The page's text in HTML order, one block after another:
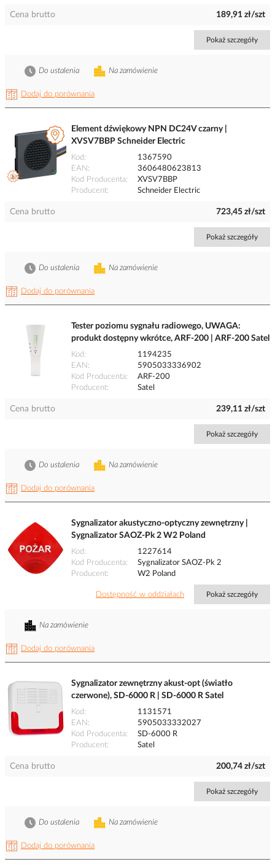
Cena brutto 189,91 zł/szt
Pokaż szczegóły
Dodaj do porównania
Na zamówienie
Do ustalenia
Element dźwiękowy NPN DC24V czarny |
XVSV7BBP Schneider Electric
Kod
1367590
EAN
3606480623813
Kod Producenta
XVSV7BBP
Producent
Schneider Electric
Cena brutto 723,45 zł/szt
Pokaż szczegóły
Dodaj do porównania
Na zamówienie
Do ustalenia
Tester poziomu sygnału radiowego, UWAGA:
produkt dostępny wkrótce, ARF-200 | ARF-200 Satel
Kod
1194235
EAN
5905033336902
Kod Producenta
ARF-200
Producent
Satel
Cena brutto 239,11 zł/szt
Pokaż szczegóły
Dodaj do porównania
Na zamówienie
Do ustalenia
Sygnalizator akustyczno-optyczny zewnętrzny |
Sygnalizator SAOZ-Pk 2 W2 Poland
Kod
1227614
Kod Producenta
Sygnalizator SAOZ-Pk 2
Producent
W2 Poland
Dostępność w oddziałach Pokaż szczegóły
Dodaj do porównania
Na zamówienie
Sygnalizator zewnętrzny akust-opt (światło
czerwone), SD-6000 R | SD-6000 R Satel
Kod
1131571
EAN
5905033332027
Kod Producenta
SD-6000 R
Producent
Satel
Cena brutto 200,74 zł/szt
Pokaż szczegóły
Dodaj do porównania
Na zamówienie
Do ustalenia